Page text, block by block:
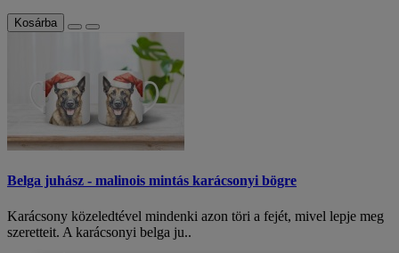
Kosárba
Belga juhász - malinois mintás karácsonyi bögre
Karácsony közeledtével mindenki azon töri a fejét, mivel lepje meg
szeretteit. A karácsonyi belga ju..